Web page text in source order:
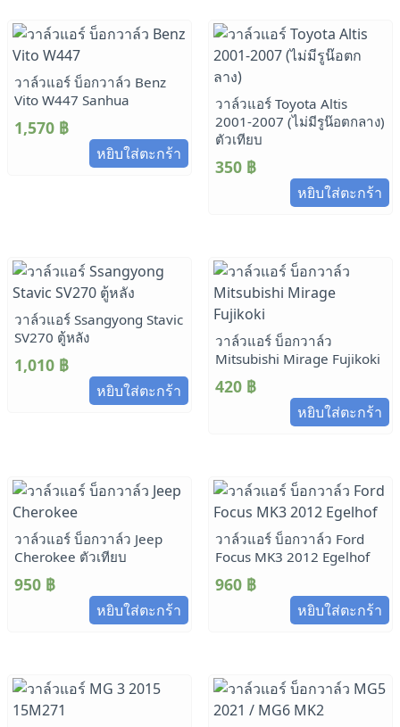
วาล์วแอร์ บ็อกวาล์ว Benz
Vito W447 Sanhua
1,570 ฿
หยิบใส่ตะกร้า
วาล์วแอร์ Toyota Altis
2001-2007 (ไม่มีรูน๊อตกลาง)
ตัวเทียบ
350 ฿
หยิบใส่ตะกร้า
วาล์วแอร์ Ssangyong Stavic
SV270 ตู้หลัง
1,010 ฿
หยิบใส่ตะกร้า
วาล์วแอร์ บ็อกวาล์ว
Mitsubishi Mirage Fujikoki
420 ฿
หยิบใส่ตะกร้า
วาล์วแอร์ บ็อกวาล์ว Jeep
Cherokee ตัวเทียบ
950 ฿
หยิบใส่ตะกร้า
วาล์วแอร์ บ็อกวาล์ว Ford
Focus MK3 2012 Egelhof
960 ฿
หยิบใส่ตะกร้า